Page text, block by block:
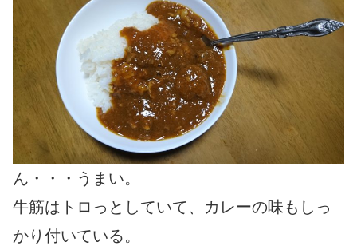
ん・・・うまい。
牛筋はトロっとしていて、カレーの味もしっ
かり付いている。